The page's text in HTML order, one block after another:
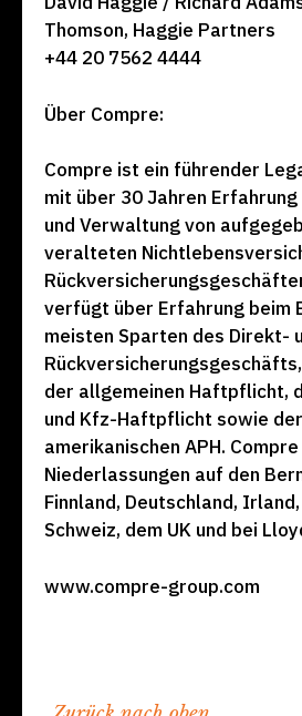
Thomson, Haggie Partners
+44 20 7562 4444
Über Compre:
Compre ist ein führender
mit über 30 Jahren
und Verwaltung von
veralteten
verfügt über Erfahrung beim
meisten Sparten des Direkt-
der allgemeinen Haftpflicht,
und Kfz-Haftpflicht sowie
amerikanischen APH.
Niederlassungen auf den
Finnland, Deutschland,
Schweiz, dem UK und bei
www.compre-group.com